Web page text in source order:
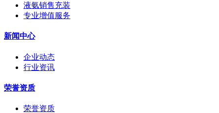
液氨销售充装
专业增值服务
新闻中心
企业动态
行业资讯
荣誉资质
荣誉资质